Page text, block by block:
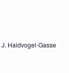
J. Haidvogel-Gasse